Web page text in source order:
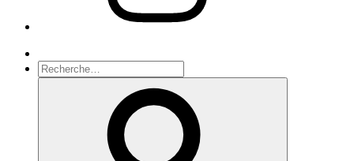
Recherche
pour